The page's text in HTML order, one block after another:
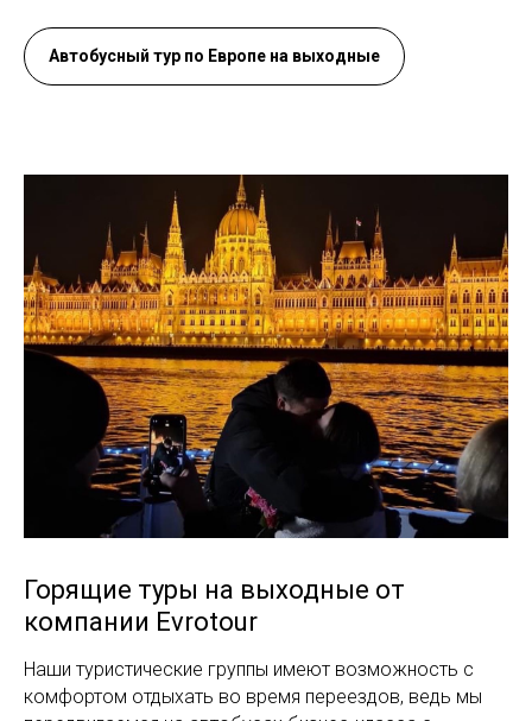
Автобусный тур по Европе на выходные
Горящие туры на выходные от
компании Evrotour
Наши туристические группы имеют возможность с
комфортом отдыхать во время переездов, ведь мы